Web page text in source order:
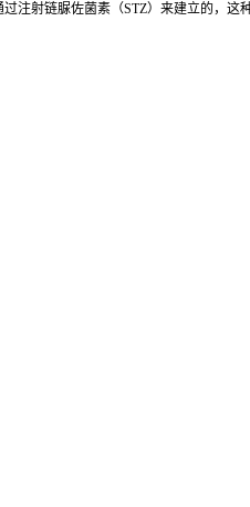
注射链脲佐菌素（STZ）来建立的，这